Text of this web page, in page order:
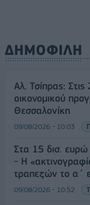
ΔΗΜΟΦΙΛΗ
Αλ. Τσίπρας:
οικονομικού
Θεσσαλονίκη
09/08/2026 - 10:03
Στα 15 δισ. ευρώ
- Η
τραπεζών το α΄
09/08/2026 - 10:52